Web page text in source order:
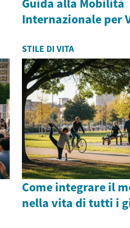
Guida alla Mobilità
Internazionale per
STILE DI VITA
Come integrare il
nella vita di tutti i